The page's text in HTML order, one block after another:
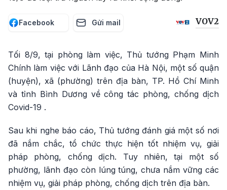
Facebook Gửi mail VOV2
Tối 8/9, tại phòng làm việc, Thủ tướng Phạm Minh
Chính làm việc với Lãnh đạo của Hà Nội, một số quận
(huyện), xã (phường) trên địa bàn, TP. Hồ Chí Minh
và tỉnh Bình Dương về công tác phòng, chống dịch
Covid-19 .
Sau khi nghe báo cáo, Thủ tướng đánh giá một số nơi
đã nắm chắc, tổ chức thực hiện tốt nhiệm vụ, giải
pháp phòng, chống dịch. Tuy nhiên, tại một số
phường, lãnh đạo còn lúng túng, chưa nắm vững các
nhiệm vụ, giải pháp phòng, chống dịch trên địa bàn.